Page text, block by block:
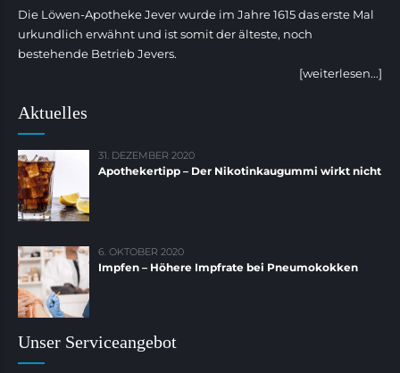
Die Löwen-Apotheke Jever wurde im Jahre 1615 das erste Mal
urkundlich erwähnt und ist somit der älteste, noch
bestehende Betrieb Jevers.
[weiterlesen...]
Aktuelles
31. DEZEMBER 2020
Apothekertipp – Der Nikotinkaugummi wirkt nicht
6. OKTOBER 2020
Impfen – Höhere Impfrate bei Pneumokokken
Unser Serviceangebot